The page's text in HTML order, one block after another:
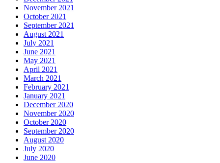
November 2021
October 2021
September 2021
August 2021
July 2021
June 2021
May 2021
April 2021
March 2021
February 2021
January 2021
December 2020
November 2020
October 2020
September 2020
August 2020
July 2020
June 2020